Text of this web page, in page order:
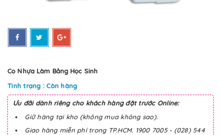
Co Nhựa Làm Bảng Học Sinh
Tình trạng : Còn hàng
Ưu đãi dành riêng cho khách hàng đặt trước Online:
Giữ hàng tại kho (không mua không sao).
Giao hàng miễn phí trong TP.HCM. 1900 7005 - (028) 544